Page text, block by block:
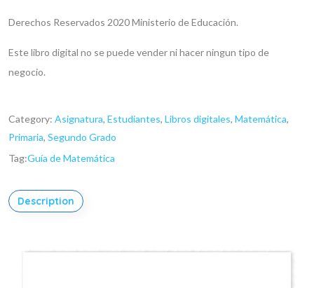
Derechos Reservados 2020 Ministerio de Educación.
Este libro digital no se puede vender ni hacer ningun tipo de
negocio.
Category: Asignatura, Estudiantes, Libros digitales, Matemática,
Primaria, Segundo Grado
Tag:Guía de Matemática
Description